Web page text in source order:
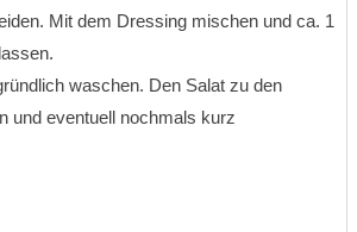
Mit dem Dressing mischen und ca. 1
waschen. Den Salat zu den
und eventuell nochmals kurz